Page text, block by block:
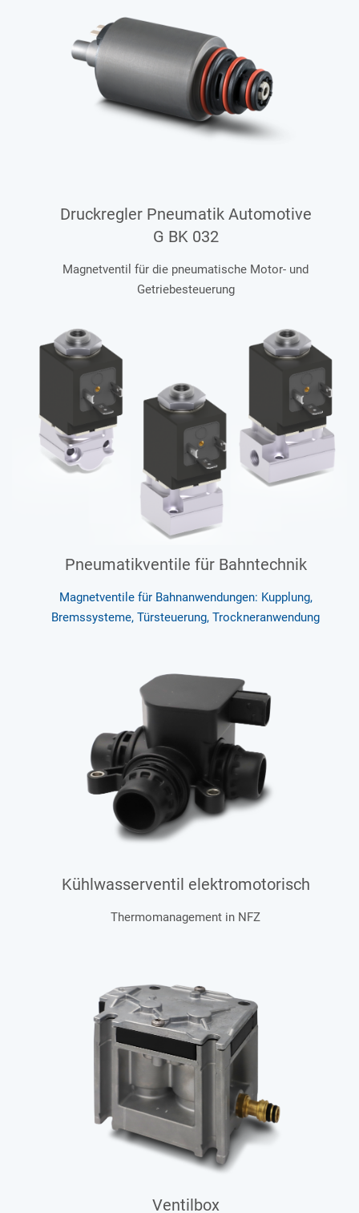
Druckregler Pneumatik Automotive
G BK 032
Magnetventil für die pneumatische Motor- und
Getriebesteuerung
Pneumatikventile für Bahntechnik
Magnetventile für Bahnanwendungen: Kupplung,
Bremssysteme, Türsteuerung, Trockneranwendung
Kühlwasserventil elektromotorisch
Thermomanagement in NFZ
Ventilbox